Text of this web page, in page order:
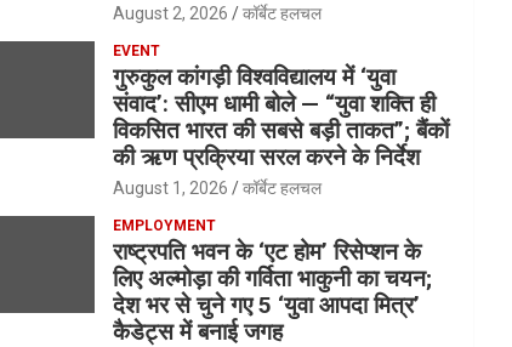
August 2, 2026 कॉर्बेट हलचल
EVENT
गुरुकुल कांगड़ी विश्वविद्यालय में ‘युवा
संवाद’: सीएम धामी बोले — “युवा शक्ति ही
विकसित भारत की सबसे बड़ी ताकत”; बैंकों
की ऋण प्रक्रिया सरल करने के निर्देश
August 1, 2026 कॉर्बेट हलचल
EMPLOYMENT
राष्ट्रपति भवन के ‘एट होम’ रिसेप्शन के
लिए अल्मोड़ा की गर्विता भाकुनी का चयन;
देश भर से चुने गए 5 ‘युवा आपदा मित्र’
कैडेट्स में बनाई जगह